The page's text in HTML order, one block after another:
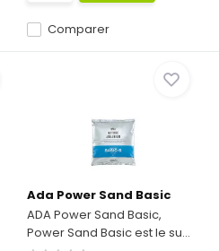
Comparer
Ada Power Sand Basic
ADA Power Sand Basic,
Power Sand Basic est le su...